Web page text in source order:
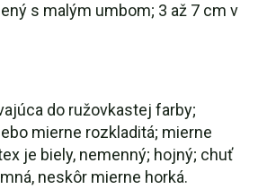
s malým umbom; 3 až 7 cm v
do ružovkastej farby;
mierne rozkladitá; mierne
je biely, nemenný; hojný; chuť
neskôr mierne horká.